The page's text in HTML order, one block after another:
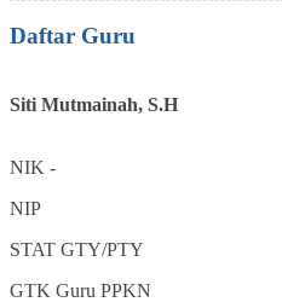
Daftar Guru
Siti Mutmainah, S.H
NIK -
NIP
STAT GTY/PTY
GTK Guru PPKN